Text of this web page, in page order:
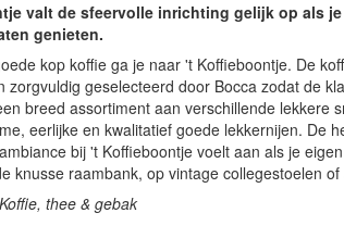
valt de sfeervolle inrichting gelijk op als
genieten.
kop koffie ga je naar 't Koffieboontje. De
zorgvuldig geselecteerd door Bocca zodat de
breed assortiment aan verschillende lekkere
eerlijke en kwalitatief goede lekkernijen. De
bij 't Koffieboontje voelt aan als je
knusse raambank, op vintage collegestoelen
thee & gebak